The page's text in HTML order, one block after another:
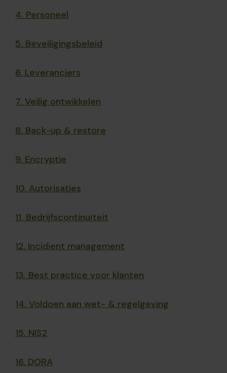
4. Personeel
5. Beveiligingsbeleid
6. Leveranciers
7. Veilig ontwikkelen
8. Back-up & restore
9. Encryptie
10. Autorisaties
11. Bedrijfscontinuïteit
12. Incidient management
13. Best practice voor klanten
14. Voldoen aan wet- & regelgeving
15. NIS2
16. DORA